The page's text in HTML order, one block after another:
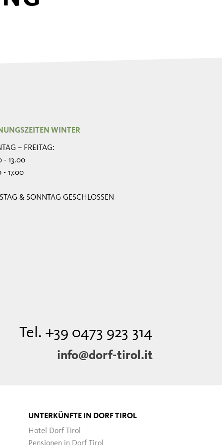
WINTER
– FREITAG:
- 13.00
- 17.00
& SONNTAG GESCHLOSSEN
Tel. +39 0473 923 314
info@dorf-tirol.it
UNTERKÜNFTE IN DORF TIROL
Hotel Dorf Tirol